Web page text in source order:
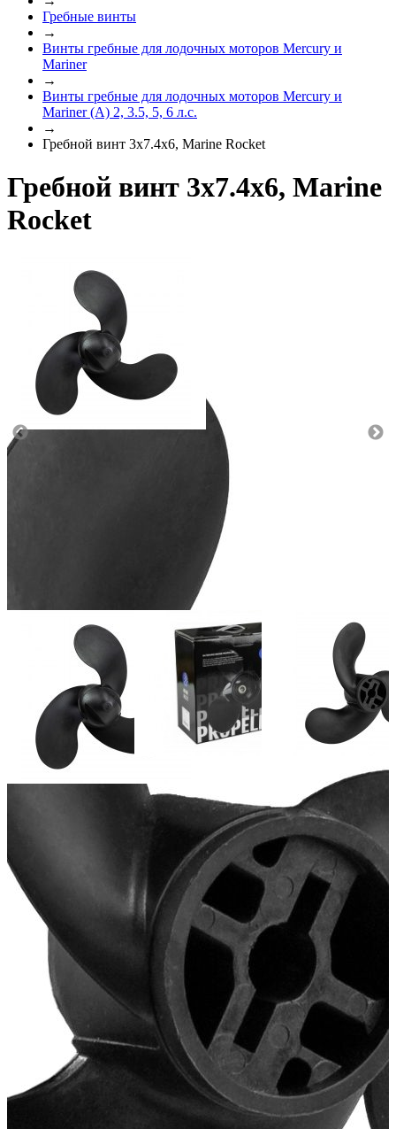
Гребные винты
→
Винты гребные для лодочных моторов Mercury и
Mariner
→
Винты гребные для лодочных моторов Mercury и
Mariner (A) 2, 3.5, 5, 6 л.с.
→
Гребной винт 3x7.4x6, Marine Rocket
Гребной винт 3x7.4x6, Marine
Rocket
Добавить к сравнению
В корзину
Купить в один клик Купить в кредит
Способы оплаты
Наличными курьеру
Квитанцией